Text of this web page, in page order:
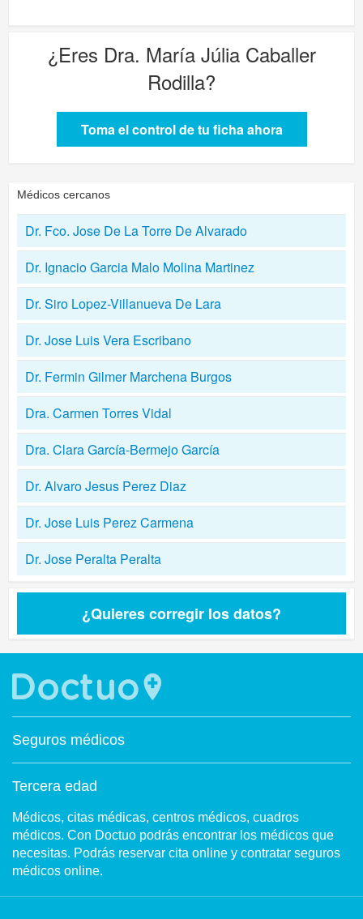
¿Eres Dra. María Júlia Caballer
Rodilla?
Toma el control de tu ficha ahora
Médicos cercanos
Dr. Fco. Jose De La Torre De Alvarado
Dr. Ignacio Garcia Malo Molina Martinez
Dr. Siro Lopez-Villanueva De Lara
Dr. Jose Luis Vera Escribano
Dr. Fermin Gilmer Marchena Burgos
Dra. Carmen Torres Vidal
Dra. Clara García-Bermejo García
Dr. Alvaro Jesus Perez Diaz
Dr. Jose Luis Perez Carmena
Dr. Jose Peralta Peralta
¿Quieres corregir los datos?
Seguros médicos
Tercera edad
Médicos, citas médicas, centros médicos, cuadros
médicos. Con Doctuo podrás encontrar los médicos que
necesitas. Podrás reservar cita online y contratar seguros
médicos online.